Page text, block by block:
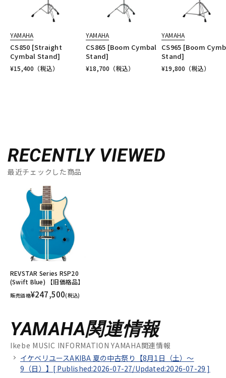
YAMAHA
CS850 [Straight
Cymbal Stand]
¥15,400 （税込）
YAMAHA
CS865 [Boom Cymbal
Stand]
¥18,700 （税込）
YAMAHA
CS965 [Boom
Stand]
¥19,800 （税込）
RECENTLY VIEWED
最近チェックした商品
REVSTAR Series RSP20
(Swift Blue) 【旧価格品】
販売価格¥247,500(税込)
YAMAHA関連情報
Ikebe MUSIC INFORMATION YAMAHA関連情報
イケベリユースAKIBA 夏の中古祭り【8月1日（土）～
9（日）】[ Published:2026-07-27/Updated:2026-07-29 ]